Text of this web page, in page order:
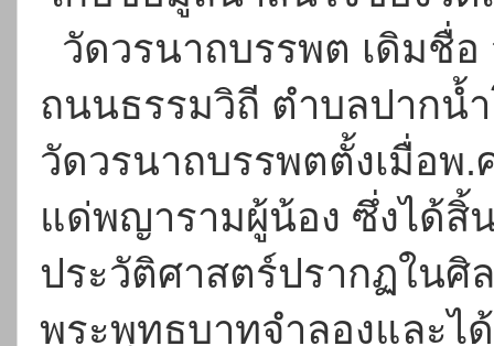
วัดวรนาถบรรพต เดิมชื่
ถนนธรรมวิถี ตำบลปากน้
วัดวรนาถบรรพตตั้งเมื่อพ
แด่พญารามผู้น้อง ซึ่งได้สิ้
ประวัติศาสตร์ปรากฏในศิ
พระพุทธบาทจำลองและไ